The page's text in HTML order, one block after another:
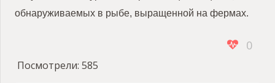
обнаруживаемых в рыбе, выращенной на фермах.
0
Посмотрели: 585